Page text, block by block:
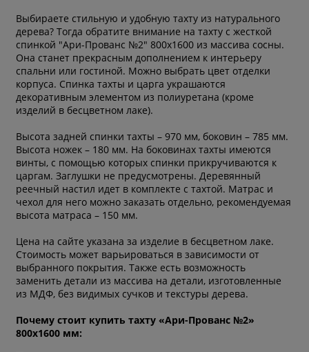
Выбираете стильную и удобную тахту из натурального
дерева? Тогда обратите внимание на тахту с жесткой
спинкой "Ари-Прованс №2" 800х1600 из массива сосны.
Она станет прекрасным дополнением к интерьеру
спальни или гостиной. Можно выбрать цвет отделки
корпуса. Спинка тахты и царга украшаются
декоративным элементом из полиуретана (кроме
изделий в бесцветном лаке).
Высота задней спинки тахты – 970 мм, боковин – 785 мм.
Высота ножек – 180 мм. На боковинах тахты имеются
винты, с помощью которых спинки прикручиваются к
царгам. Заглушки не предусмотрены. Деревянный
реечный настил идет в комплекте с тахтой. Матрас и
чехол для него можно заказать отдельно, рекомендуемая
высота матраса – 150 мм.
Цена на сайте указана за изделие в бесцветном лаке.
Стоимость может варьироваться в зависимости от
выбранного покрытия. Также есть возможность
заменить детали из массива на детали, изготовленные
из МДФ, без видимых сучков и текстуры дерева.
Почему стоит купить тахту «Ари-Прованс №2»
800х1600 мм: